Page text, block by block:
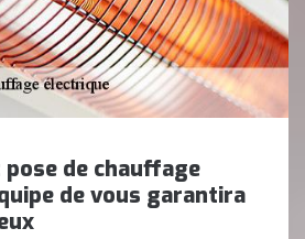
de chauffage
de vous garantira